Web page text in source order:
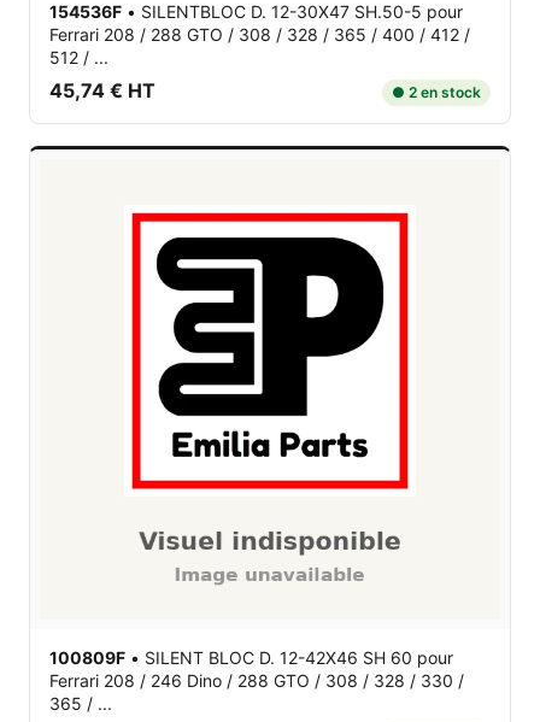
154536F • SILENTBLOC D. 12-30X47 SH.50-5 pour
Ferrari 208 / 288 GTO / 308 / 328 / 365 / 400 / 412 /
512 / ...
45,74 € HT ● 2 en stock
100809F • SILENT BLOC D. 12-42X46 SH 60 pour
Ferrari 208 / 246 Dino / 288 GTO / 308 / 328 / 330 /
365 / ...